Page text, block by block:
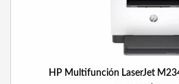
HP Multifunción LaserJet